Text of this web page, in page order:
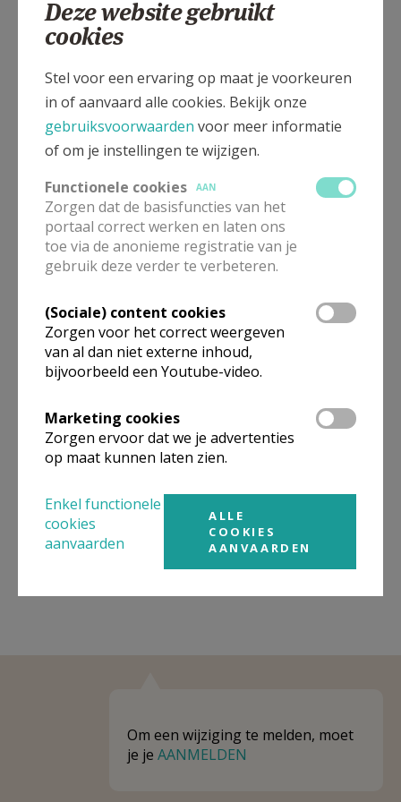
Steenweg, 1540 Herne - Kokejane
In deze kerk vinden geen weekendvieringen plaats. Via de
onderstaande lijst kan je het aanbod van kerken in de buurt
raadplegen.
Niet gevonden wat je zocht? Hier vind je
links naar kerken, eventueel van andere
Kerken in of nabij
Herne - Kokejane
Om een wijziging te melden, moet
je je AANMELDEN
Deze website gebruikt
cookies
Stel voor een ervaring op maat je voorkeuren
in of aanvaard alle cookies. Bekijk onze
gebruiksvoorwaarden voor meer informatie
of om je instellingen te wijzigen.
Functionele cookies
AAN
Zorgen dat de basisfuncties van het
portaal correct werken en laten ons
toe via de anonieme registratie van je
gebruik deze verder te verbeteren.
(Sociale) content cookies
Zorgen voor het correct weergeven
van al dan niet externe inhoud,
bijvoorbeeld een Youtube-video.
Marketing cookies
Zorgen ervoor dat we je advertenties
op maat kunnen laten zien.
Enkel functionele
cookies
aanvaarden
ALLE
COOKIES
AANVAARDEN